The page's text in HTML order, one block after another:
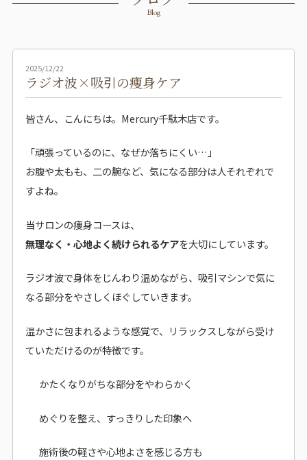
Blog
2025/12/22
ラジオ波×吸引の痩身ケア
皆さん、こんにちは。Mercury千駄木店です。
「頑張っているのに、なぜか落ちにくい…」
お腹や太もも、二の腕など、気になる部分は人それぞれで
すよね。
当サロンの痩身コースは、
無理なく・心地よく続けられるケアを大切にしています。
ラジオ波で身体をじんわり温めながら、吸引マシンで気に
なる部分をやさしくほぐしていきます。
温かさに包まれるような感覚で、リラックスしながら受け
ていただけるのが特徴です。
かたくなりがちな部分をやわらかく
めぐりを整え、すっきりした印象へ
施術後の軽さや心地よさを感じる方も